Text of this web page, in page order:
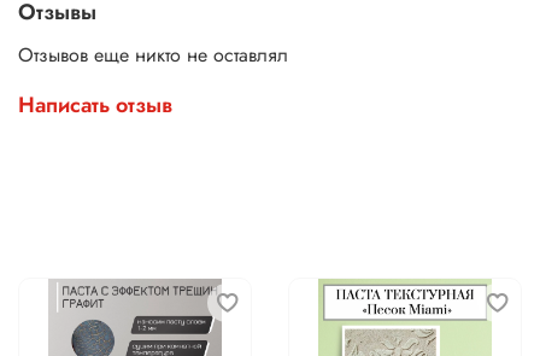
Отзывы
Отзывов еще никто не оставлял
Написать отзыв